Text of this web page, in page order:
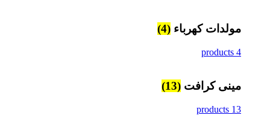
مولدات كهرباء (4)
4 products
مينى كرافت (13)
13 products